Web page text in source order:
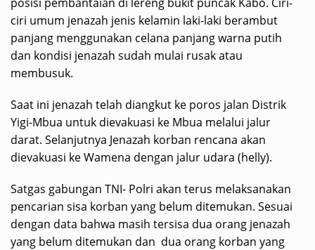
ciri umum jenazah jenis kelamin laki-laki berambut
panjang menggunakan celana panjang warna putih
dan kondisi jenazah sudah mulai rusak atau
membusuk.
Saat ini jenazah telah diangkut ke poros jalan Distrik
Yigi-Mbua untuk dievakuasi ke Mbua melalui jalur
darat. Selanjutnya Jenazah korban rencana akan
dievakuasi ke Wamena dengan jalur udara (helly).
Satgas gabungan TNI- Polri akan terus melaksanakan
pencarian sisa korban yang belum ditemukan. Sesuai
dengan data bahwa masih tersisa dua orang jenazah
yang belum ditemukan dan dua orang korban yang